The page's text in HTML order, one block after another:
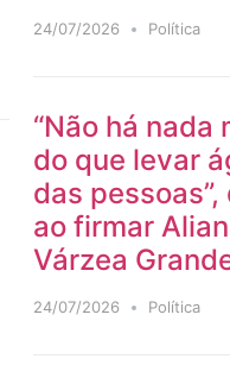
24/07/2026 Política
“Não há
do que levar
das
ao firmar
Várzea
24/07/2026 Política